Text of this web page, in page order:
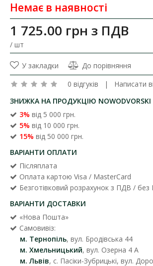
Немає в наявності
1 725.00 грн з ПДВ
/ шт
У закладки
До порівняння
0 відгуків | Написати
ЗНИЖКА НА ПРОДУКЦІЮ NOWODVORSKI
3% від 5 000 грн.
5% від 10 000 грн.
15% від 50 000 грн.
ВАРІАНТИ ОПЛАТИ
Післяплата
Оплата картою Visa / MasterCard
Безготівковий розрахунок з ПДВ /
ВАРІАНТИ ДОСТАВКИ
«Нова Пошта»
Самовивіз:
м. Тернопіль, вул. Бродівська 44
м. Хмельницький, вул. Озерна 4 А
м. Львів, с. Пасіки-Зубрицькі, вул.